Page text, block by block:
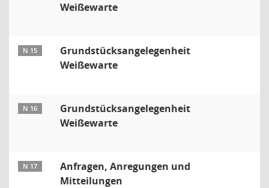
Weißewarte
N 15
Grundstücksangelegenheit
Weißewarte
N 16
Grundstücksangelegenheit
Weißewarte
N 17
Anfragen, Anregungen und
Mitteilungen